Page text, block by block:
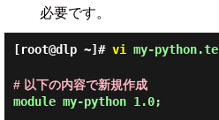
必要です。
[root@dlp ~]# vi my-python.te
# 以下の内容で新規作成
module my-python 1.0;